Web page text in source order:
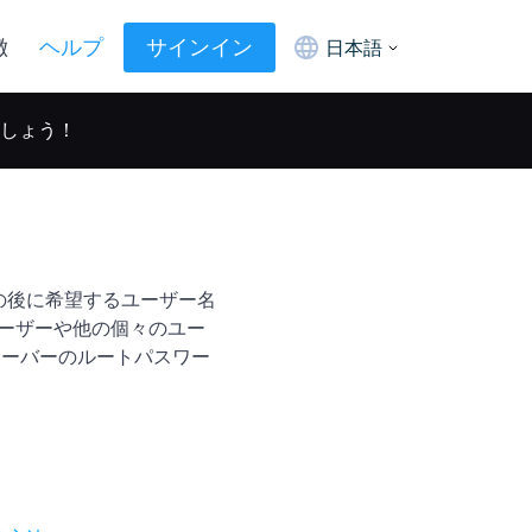
ヘルプ サインイン 日本語
ょう！
に希望するユーザー名
ザーや他の個々のユー
バーのルートパスワー